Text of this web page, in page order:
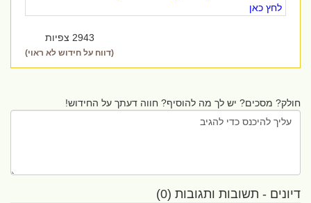
לחץ כאן
2943 צפיות
(דווח על חידוש לא ראוי)
חולק? מסכים? יש לך מה להוסיף? חווה דעתך על החידוש!
דיונים - תשובות ותגובות (0)